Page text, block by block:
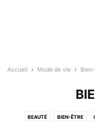
Accueil Mode de vie
BEAUTÉ BIEN-ÊTRE